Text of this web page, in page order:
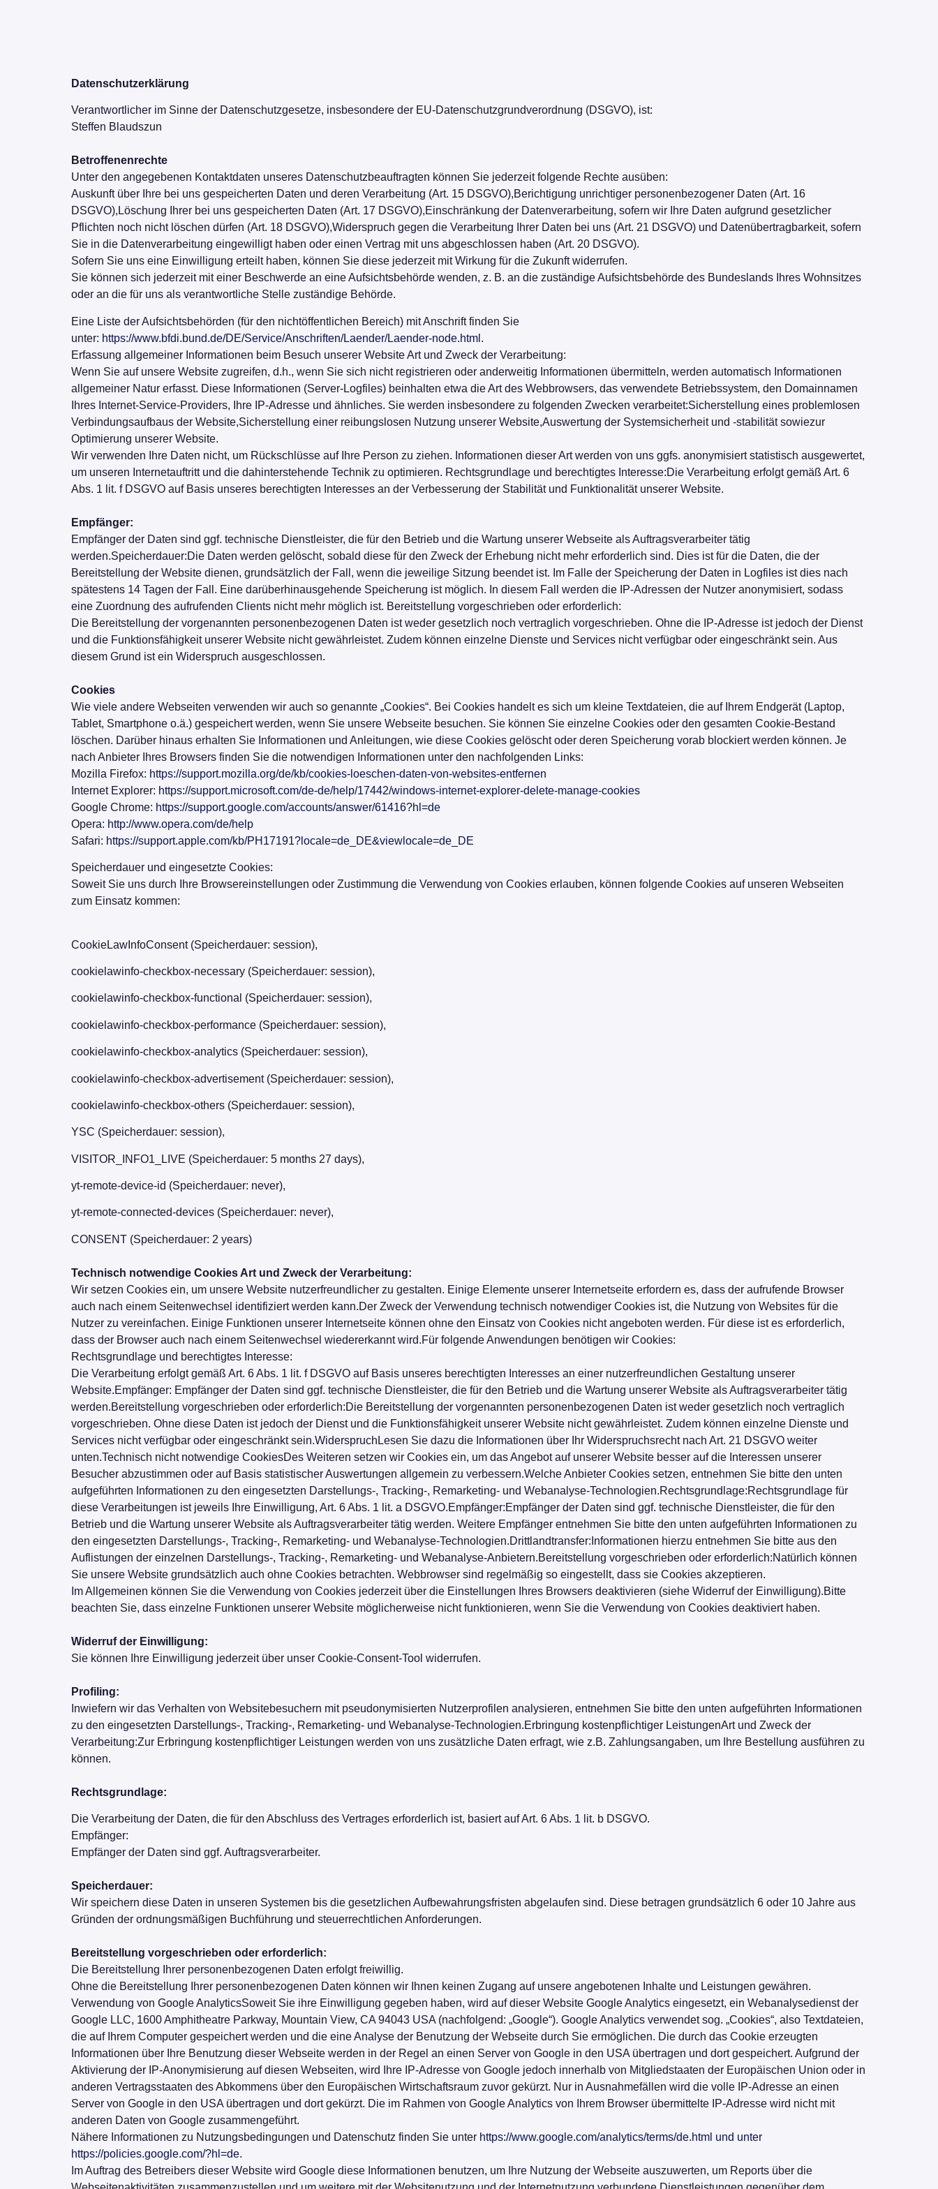
Datenschutzerklärung
Verantwortlicher im Sinne der Datenschutzgesetze, insbesondere der EU-Datenschutzgrundverordnung (DSGVO), ist:
Steffen Blaudszun
Betroffenenrechte
Unter den angegebenen Kontaktdaten unseres Datenschutzbeauftragten können Sie jederzeit folgende Rechte ausüben:
Auskunft über Ihre bei uns gespeicherten Daten und deren Verarbeitung (Art. 15 DSGVO),Berichtigung unrichtiger personenbezogener Daten (Art. 16
DSGVO),Löschung Ihrer bei uns gespeicherten Daten (Art. 17 DSGVO),Einschränkung der Datenverarbeitung, sofern wir Ihre Daten aufgrund gesetzlicher
Pflichten noch nicht löschen dürfen (Art. 18 DSGVO),Widerspruch gegen die Verarbeitung Ihrer Daten bei uns (Art. 21 DSGVO) und Datenübertragbarkeit, sofern
Sie in die Datenverarbeitung eingewilligt haben oder einen Vertrag mit uns abgeschlossen haben (Art. 20 DSGVO).
Sofern Sie uns eine Einwilligung erteilt haben, können Sie diese jederzeit mit Wirkung für die Zukunft widerrufen.
Sie können sich jederzeit mit einer Beschwerde an eine Aufsichtsbehörde wenden, z. B. an die zuständige Aufsichtsbehörde des Bundeslands Ihres Wohnsitzes
oder an die für uns als verantwortliche Stelle zuständige Behörde.
Eine Liste der Aufsichtsbehörden (für den nichtöffentlichen Bereich) mit Anschrift finden Sie
unter: https://www.bfdi.bund.de/DE/Service/Anschriften/Laender/Laender-node.html .
Erfassung allgemeiner Informationen beim Besuch unserer Website Art und Zweck der Verarbeitung:
Wenn Sie auf unsere Website zugreifen, d.h., wenn Sie sich nicht registrieren oder anderweitig Informationen übermitteln, werden automatisch Informationen
allgemeiner Natur erfasst. Diese Informationen (Server-Logfiles) beinhalten etwa die Art des Webbrowsers, das verwendete Betriebssystem, den Domainnamen
Ihres Internet-Service-Providers, Ihre IP-Adresse und ähnliches. Sie werden insbesondere zu folgenden Zwecken verarbeitet:Sicherstellung eines problemlosen
Verbindungsaufbaus der Website,Sicherstellung einer reibungslosen Nutzung unserer Website,Auswertung der Systemsicherheit und -stabilität sowiezur
Optimierung unserer Website.
Wir verwenden Ihre Daten nicht, um Rückschlüsse auf Ihre Person zu ziehen. Informationen dieser Art werden von uns ggfs. anonymisiert statistisch ausgewertet,
um unseren Internetauftritt und die dahinterstehende Technik zu optimieren. Rechtsgrundlage und berechtigtes Interesse:Die Verarbeitung erfolgt gemäß Art. 6
Abs. 1 lit. f DSGVO auf Basis unseres berechtigten Interesses an der Verbesserung der Stabilität und Funktionalität unserer Website.
Empfänger:
Empfänger der Daten sind ggf. technische Dienstleister, die für den Betrieb und die Wartung unserer Webseite als Auftragsverarbeiter tätig
werden.Speicherdauer:Die Daten werden gelöscht, sobald diese für den Zweck der Erhebung nicht mehr erforderlich sind. Dies ist für die Daten, die der
Bereitstellung der Website dienen, grundsätzlich der Fall, wenn die jeweilige Sitzung beendet ist. Im Falle der Speicherung der Daten in Logfiles ist dies nach
spätestens 14 Tagen der Fall. Eine darüberhinausgehende Speicherung ist möglich. In diesem Fall werden die IP-Adressen der Nutzer anonymisiert, sodass
eine Zuordnung des aufrufenden Clients nicht mehr möglich ist. Bereitstellung vorgeschrieben oder erforderlich:
Die Bereitstellung der vorgenannten personenbezogenen Daten ist weder gesetzlich noch vertraglich vorgeschrieben. Ohne die IP-Adresse ist jedoch der Dienst
und die Funktionsfähigkeit unserer Website nicht gewährleistet. Zudem können einzelne Dienste und Services nicht verfügbar oder eingeschränkt sein. Aus
diesem Grund ist ein Widerspruch ausgeschlossen.
Cookies
Wie viele andere Webseiten verwenden wir auch so genannte „Cookies“. Bei Cookies handelt es sich um kleine Textdateien, die auf Ihrem Endgerät (Laptop,
Tablet, Smartphone o.ä.) gespeichert werden, wenn Sie unsere Webseite besuchen. Sie können Sie einzelne Cookies oder den gesamten Cookie-Bestand
löschen. Darüber hinaus erhalten Sie Informationen und Anleitungen, wie diese Cookies gelöscht oder deren Speicherung vorab blockiert werden können. Je
nach Anbieter Ihres Browsers finden Sie die notwendigen Informationen unter den nachfolgenden Links:
Mozilla Firefox: https://support.mozilla.org/de/kb/cookies-loeschen-daten-von-websites-entfernen
Internet Explorer: https://support.microsoft.com/de-de/help/17442/windows-internet-explorer-delete-manage-cookies
Google Chrome: https://support.google.com/accounts/answer/61416?hl=de
Opera: http://www.opera.com/de/help
Safari: https://support.apple.com/kb/PH17191?locale=de_DE&viewlocale=de_DE
Speicherdauer und eingesetzte Cookies:
Soweit Sie uns durch Ihre Browsereinstellungen oder Zustimmung die Verwendung von Cookies erlauben, können folgende Cookies auf unseren Webseiten
zum Einsatz kommen:
CookieLawInfoConsent (Speicherdauer: session),
cookielawinfo-checkbox-necessary (Speicherdauer: session),
cookielawinfo-checkbox-functional (Speicherdauer: session),
cookielawinfo-checkbox-performance (Speicherdauer: session),
cookielawinfo-checkbox-analytics (Speicherdauer: session),
cookielawinfo-checkbox-advertisement (Speicherdauer: session),
cookielawinfo-checkbox-others (Speicherdauer: session),
YSC (Speicherdauer: session),
VISITOR_INFO1_LIVE (Speicherdauer: 5 months 27 days),
yt-remote-device-id (Speicherdauer: never),
yt-remote-connected-devices (Speicherdauer: never),
CONSENT (Speicherdauer: 2 years)
Technisch notwendige Cookies Art und Zweck der Verarbeitung:
Wir setzen Cookies ein, um unsere Website nutzerfreundlicher zu gestalten. Einige Elemente unserer Internetseite erfordern es, dass der aufrufende Browser
auch nach einem Seitenwechsel identifiziert werden kann.Der Zweck der Verwendung technisch notwendiger Cookies ist, die Nutzung von Websites für die
Nutzer zu vereinfachen. Einige Funktionen unserer Internetseite können ohne den Einsatz von Cookies nicht angeboten werden. Für diese ist es erforderlich,
dass der Browser auch nach einem Seitenwechsel wiedererkannt wird.Für folgende Anwendungen benötigen wir Cookies:
Rechtsgrundlage und berechtigtes Interesse:
Die Verarbeitung erfolgt gemäß Art. 6 Abs. 1 lit. f DSGVO auf Basis unseres berechtigten Interesses an einer nutzerfreundlichen Gestaltung unserer
Website.Empfänger: Empfänger der Daten sind ggf. technische Dienstleister, die für den Betrieb und die Wartung unserer Website als Auftragsverarbeiter tätig
werden.Bereitstellung vorgeschrieben oder erforderlich:Die Bereitstellung der vorgenannten personenbezogenen Daten ist weder gesetzlich noch vertraglich
vorgeschrieben. Ohne diese Daten ist jedoch der Dienst und die Funktionsfähigkeit unserer Website nicht gewährleistet. Zudem können einzelne Dienste und
Services nicht verfügbar oder eingeschränkt sein.WiderspruchLesen Sie dazu die Informationen über Ihr Widerspruchsrecht nach Art. 21 DSGVO weiter
unten.Technisch nicht notwendige CookiesDes Weiteren setzen wir Cookies ein, um das Angebot auf unserer Website besser auf die Interessen unserer
Besucher abzustimmen oder auf Basis statistischer Auswertungen allgemein zu verbessern.Welche Anbieter Cookies setzen, entnehmen Sie bitte den unten
aufgeführten Informationen zu den eingesetzten Darstellungs-, Tracking-, Remarketing- und Webanalyse-Technologien.Rechtsgrundlage:Rechtsgrundlage für
diese Verarbeitungen ist jeweils Ihre Einwilligung, Art. 6 Abs. 1 lit. a DSGVO.Empfänger:Empfänger der Daten sind ggf. technische Dienstleister, die für den
Betrieb und die Wartung unserer Website als Auftragsverarbeiter tätig werden. Weitere Empfänger entnehmen Sie bitte den unten aufgeführten Informationen zu
den eingesetzten Darstellungs-, Tracking-, Remarketing- und Webanalyse-Technologien.Drittlandtransfer:Informationen hierzu entnehmen Sie bitte aus den
Auflistungen der einzelnen Darstellungs-, Tracking-, Remarketing- und Webanalyse-Anbietern.Bereitstellung vorgeschrieben oder erforderlich:Natürlich können
Sie unsere Website grundsätzlich auch ohne Cookies betrachten. Webbrowser sind regelmäßig so eingestellt, dass sie Cookies akzeptieren.
Im Allgemeinen können Sie die Verwendung von Cookies jederzeit über die Einstellungen Ihres Browsers deaktivieren (siehe Widerruf der Einwilligung).Bitte
beachten Sie, dass einzelne Funktionen unserer Website möglicherweise nicht funktionieren, wenn Sie die Verwendung von Cookies deaktiviert haben.
Widerruf der Einwilligung:
Sie können Ihre Einwilligung jederzeit über unser Cookie-Consent-Tool widerrufen.
Profiling:
Inwiefern wir das Verhalten von Websitebesuchern mit pseudonymisierten Nutzerprofilen analysieren, entnehmen Sie bitte den unten aufgeführten Informationen
zu den eingesetzten Darstellungs-, Tracking-, Remarketing- und Webanalyse-Technologien.Erbringung kostenpflichtiger LeistungenArt und Zweck der
Verarbeitung:Zur Erbringung kostenpflichtiger Leistungen werden von uns zusätzliche Daten erfragt, wie z.B. Zahlungsangaben, um Ihre Bestellung ausführen zu
können.
Rechtsgrundlage:
Die Verarbeitung der Daten, die für den Abschluss des Vertrages erforderlich ist, basiert auf Art. 6 Abs. 1 lit. b DSGVO.
Empfänger:
Empfänger der Daten sind ggf. Auftragsverarbeiter.
Speicherdauer:
Wir speichern diese Daten in unseren Systemen bis die gesetzlichen Aufbewahrungsfristen abgelaufen sind. Diese betragen grundsätzlich 6 oder 10 Jahre aus
Gründen der ordnungsmäßigen Buchführung und steuerrechtlichen Anforderungen.
Bereitstellung vorgeschrieben oder erforderlich:
Die Bereitstellung Ihrer personenbezogenen Daten erfolgt freiwillig.
Ohne die Bereitstellung Ihrer personenbezogenen Daten können wir Ihnen keinen Zugang auf unsere angebotenen Inhalte und Leistungen gewähren.
Verwendung von Google AnalyticsSoweit Sie ihre Einwilligung gegeben haben, wird auf dieser Website Google Analytics eingesetzt, ein Webanalysedienst der
Google LLC, 1600 Amphitheatre Parkway, Mountain View, CA 94043 USA (nachfolgend: „Google“). Google Analytics verwendet sog. „Cookies“, also Textdateien,
die auf Ihrem Computer gespeichert werden und die eine Analyse der Benutzung der Webseite durch Sie ermöglichen. Die durch das Cookie erzeugten
Informationen über Ihre Benutzung dieser Webseite werden in der Regel an einen Server von Google in den USA übertragen und dort gespeichert. Aufgrund der
Aktivierung der IP-Anonymisierung auf diesen Webseiten, wird Ihre IP-Adresse von Google jedoch innerhalb von Mitgliedstaaten der Europäischen Union oder in
anderen Vertragsstaaten des Abkommens über den Europäischen Wirtschaftsraum zuvor gekürzt. Nur in Ausnahmefällen wird die volle IP-Adresse an einen
Server von Google in den USA übertragen und dort gekürzt. Die im Rahmen von Google Analytics von Ihrem Browser übermittelte IP-Adresse wird nicht mit
anderen Daten von Google zusammengeführt.
Nähere Informationen zu Nutzungsbedingungen und Datenschutz finden Sie unter https://www.google.com/analytics/terms/de.html und unter
https://policies.google.com/?hl=de.
Im Auftrag des Betreibers dieser Website wird Google diese Informationen benutzen, um Ihre Nutzung der Webseite auszuwerten, um Reports über die